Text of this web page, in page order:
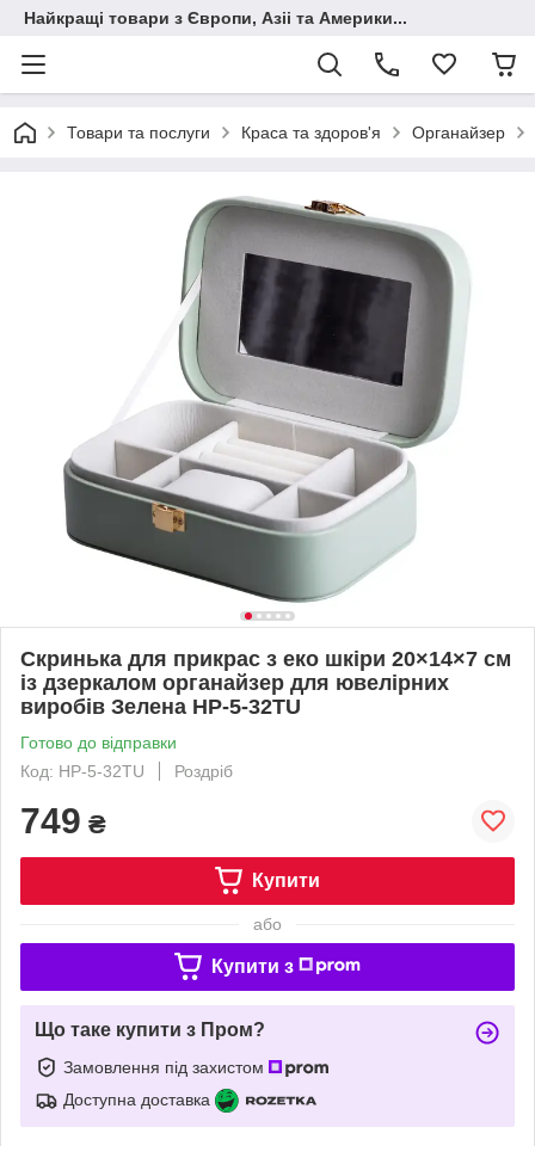
Найкращі товари з Європи, Азіі та Америки...
Товари та послуги Краса та здоров'я Органайзер
Скринька для прикрас з еко шкіри 20×14×7 см
із дзеркалом органайзер для ювелірних
виробів Зелена HP-5-32TU
Готово до відправки
Код: HP-5-32TU
Роздріб
749 ₴
Купити
або
Купити з
Що таке купити з Пром?
Замовлення під захистом
Доступна доставка